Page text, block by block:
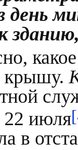
день
крышу.
22 июля
в